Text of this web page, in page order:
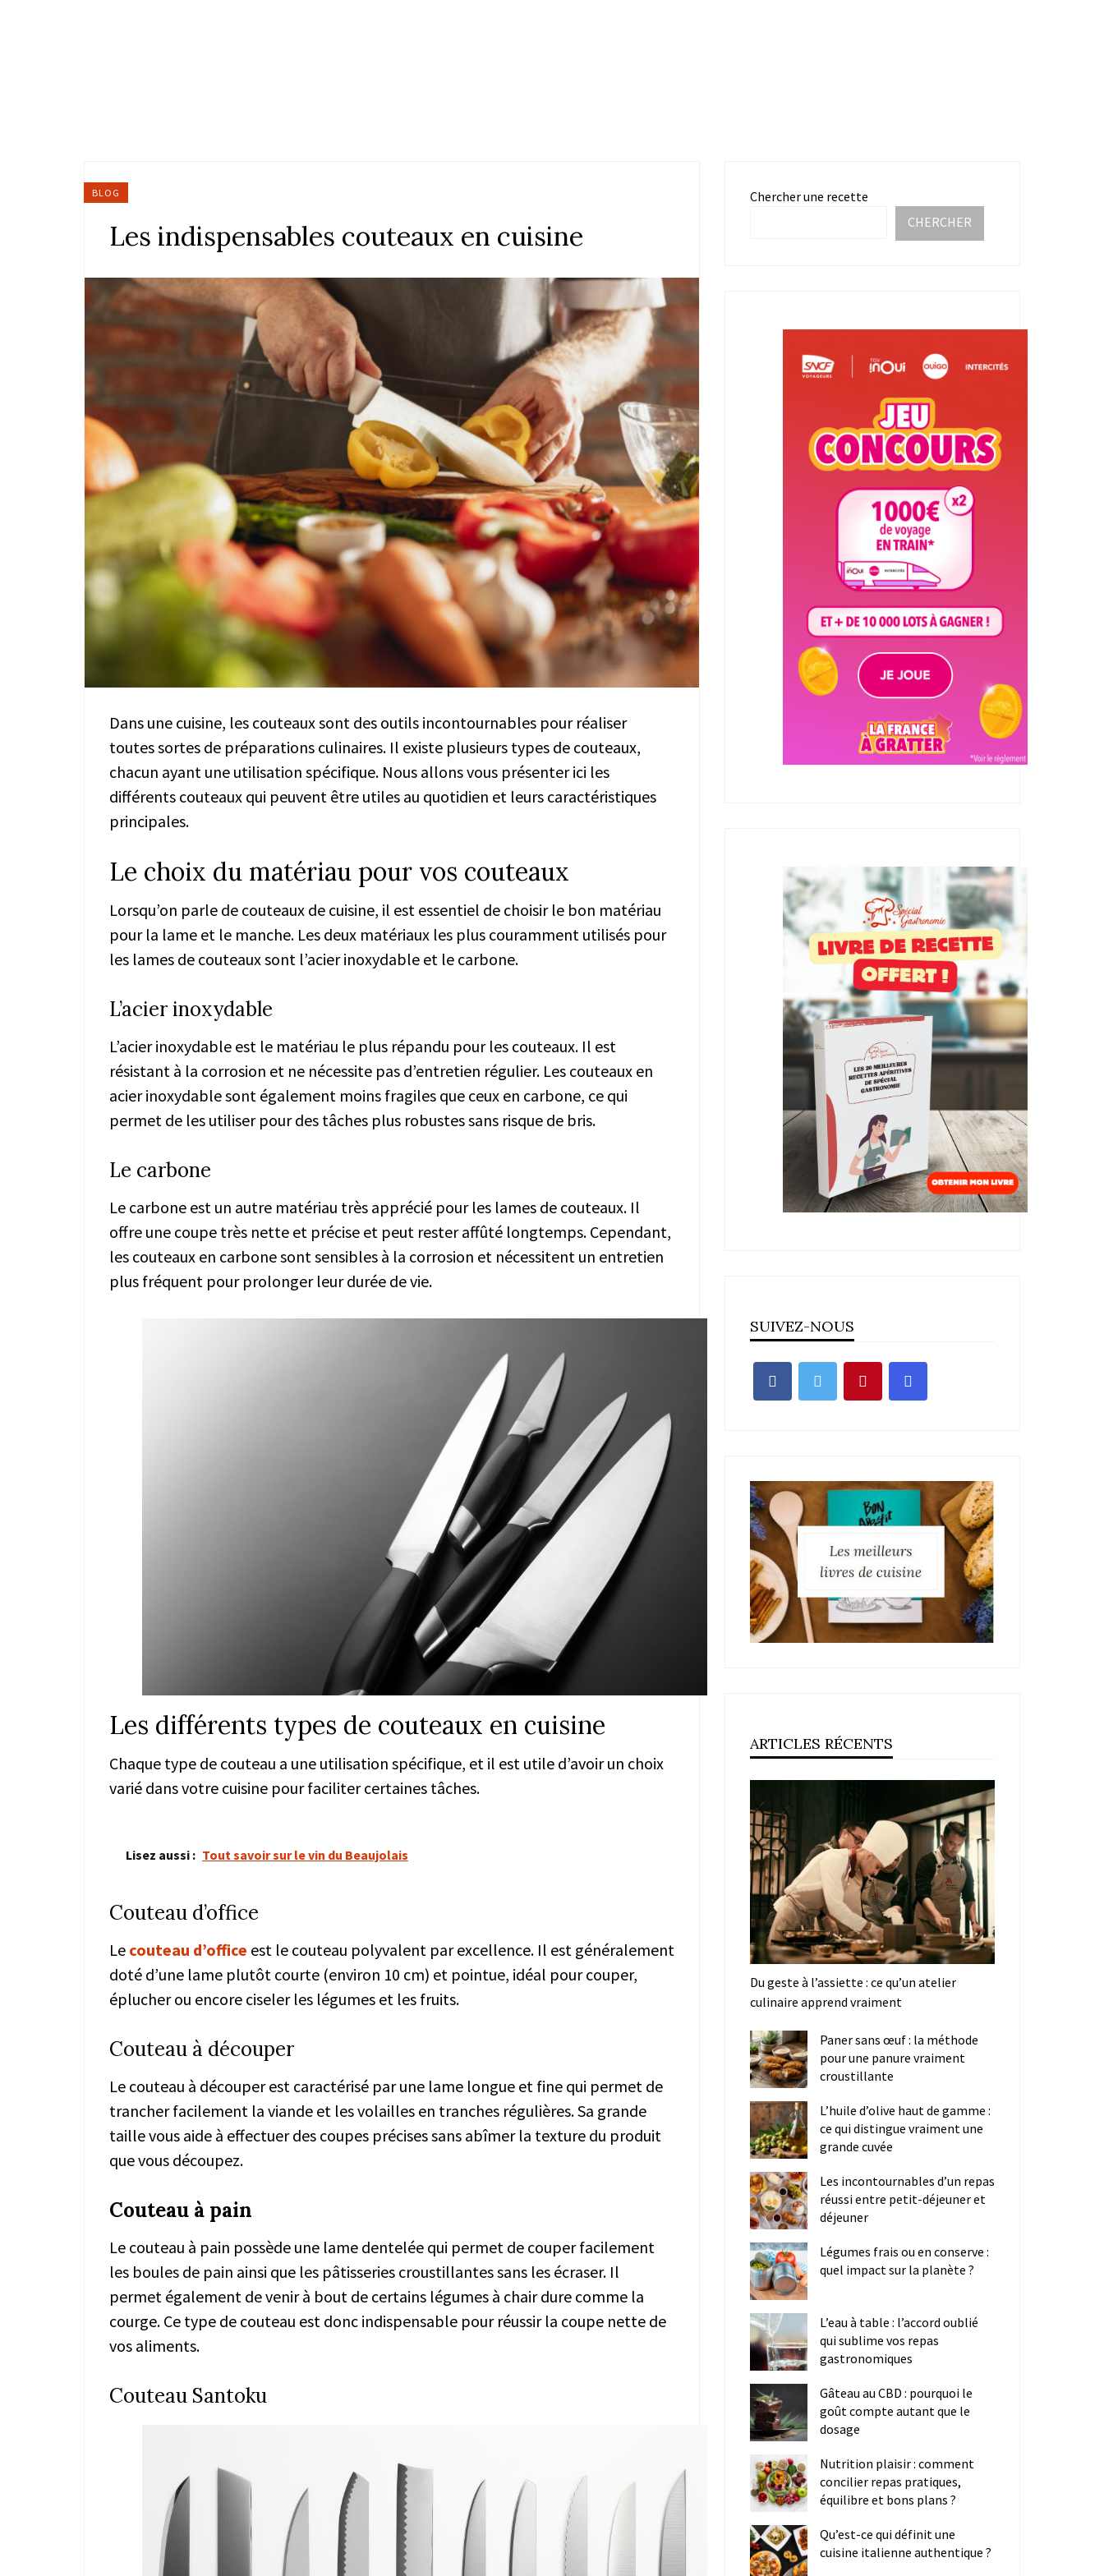
BLOG
Les indispensables couteaux en cuisine
Dans une cuisine, les couteaux sont des outils incontournables pour réaliser
toutes sortes de préparations culinaires. Il existe plusieurs types de couteaux,
chacun ayant une utilisation spécifique. Nous allons vous présenter ici les
différents couteaux qui peuvent être utiles au quotidien et leurs caractéristiques
principales.
Le choix du matériau pour vos couteaux
Lorsqu’on parle de couteaux de cuisine, il est essentiel de choisir le bon matériau
pour la lame et le manche. Les deux matériaux les plus couramment utilisés pour
les lames de couteaux sont l’acier inoxydable et le carbone.
L’acier inoxydable
L’acier inoxydable est le matériau le plus répandu pour les couteaux. Il est
résistant à la corrosion et ne nécessite pas d’entretien régulier. Les couteaux en
acier inoxydable sont également moins fragiles que ceux en carbone, ce qui
permet de les utiliser pour des tâches plus robustes sans risque de bris.
Le carbone
Le carbone est un autre matériau très apprécié pour les lames de couteaux. Il
offre une coupe très nette et précise et peut rester affûté longtemps. Cependant,
les couteaux en carbone sont sensibles à la corrosion et nécessitent un entretien
plus fréquent pour prolonger leur durée de vie.
Les différents types de couteaux en cuisine
Chaque type de couteau a une utilisation spécifique, et il est utile d’avoir un choix
varié dans votre cuisine pour faciliter certaines tâches.
Lisez aussi : Tout savoir sur le vin du Beaujolais
Couteau d’office
Le couteau d’office est le couteau polyvalent par excellence. Il est généralement
doté d’une lame plutôt courte (environ 10 cm) et pointue, idéal pour couper,
éplucher ou encore ciseler les légumes et les fruits.
Couteau à découper
Le couteau à découper est caractérisé par une lame longue et fine qui permet de
trancher facilement la viande et les volailles en tranches régulières. Sa grande
taille vous aide à effectuer des coupes précises sans abîmer la texture du produit
que vous découpez.
Couteau à pain
Le couteau à pain possède une lame dentelée qui permet de couper facilement
les boules de pain ainsi que les pâtisseries croustillantes sans les écraser. Il
permet également de venir à bout de certains légumes à chair dure comme la
courge. Ce type de couteau est donc indispensable pour réussir la coupe nette de
vos aliments.
Couteau Santoku
Chercher une recette
CHERCHER
SUIVEZ-NOUS
ARTICLES RÉCENTS
Du geste à l’assiette : ce qu’un atelier
culinaire apprend vraiment
Paner sans œuf : la méthode
pour une panure vraiment
croustillante
L’huile d’olive haut de gamme :
ce qui distingue vraiment une
grande cuvée
Les incontournables d’un repas
réussi entre petit-déjeuner et
déjeuner
Légumes frais ou en conserve :
quel impact sur la planète ?
L’eau à table : l’accord oublié
qui sublime vos repas
gastronomiques
Gâteau au CBD : pourquoi le
goût compte autant que le
dosage
Nutrition plaisir : comment
concilier repas pratiques,
équilibre et bons plans ?
Qu’est-ce qui définit une
cuisine italienne authentique ?